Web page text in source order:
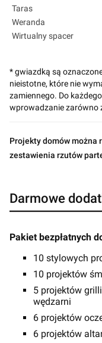
Taras
Weranda
Wirtualny spacer
* gwiazdką są
nieistotne, które nie
zamiennego. Do
wprowadzanie zarówno
Projekty domów można
zestawienia rzutów
Darmowe
Pakiet bezpłatnych
10 stylowych
10 projektów
5 projektów
wędzarni
6 projektów
6 projektów